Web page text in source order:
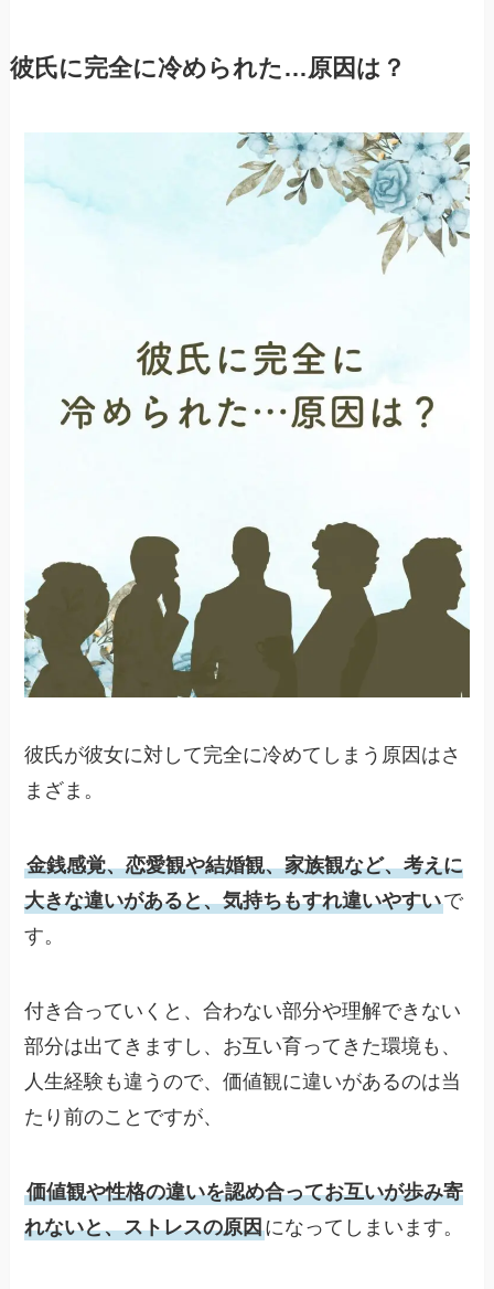
彼氏に完全に冷められた…原因は？
彼氏が彼女に対して完全に冷めてしまう原因はさ
まざま。
金銭感覚、恋愛観や結婚観、家族観など、考えに
大きな違いがあると、気持ちもすれ違いやすいで
す。
付き合っていくと、合わない部分や理解できない
部分は出てきますし、お互い育ってきた環境も、
人生経験も違うので、価値観に違いがあるのは当
たり前のことですが、
価値観や性格の違いを認め合ってお互いが歩み寄
れないと、ストレスの原因になってしまいます。